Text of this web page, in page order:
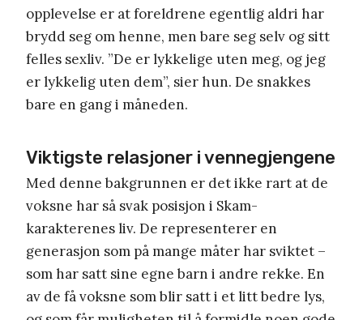
opplevelse er at foreldrene egentlig aldri har
brydd seg om henne, men bare seg selv og sitt
felles sexliv. ”De er lykkelige uten meg, og jeg
er lykkelig uten dem”, sier hun. De snakkes
bare en gang i måneden.
Viktigste relasjoner i vennegjengene
Med denne bakgrunnen er det ikke rart at de
voksne har så svak posisjon i Skam-
karakterenes liv. De representerer en
generasjon som på mange måter har sviktet –
som har satt sine egne barn i andre rekke. En
av de få voksne som blir satt i et litt bedre lys,